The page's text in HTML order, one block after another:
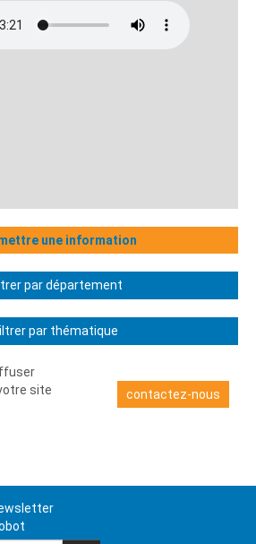
une information
par département
par thématique
site
contactez-nous